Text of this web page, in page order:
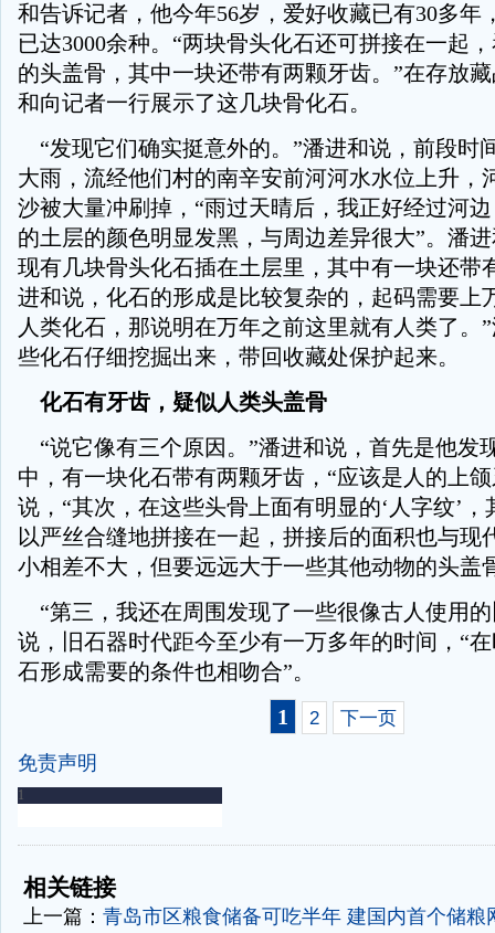
和告诉记者，他今年56岁，爱好收藏已有30多年
已达3000余种。“两块骨头化石还可拼接在一起
的头盖骨，其中一块还带有两颗牙齿。”在存放
和向记者一行展示了这几块骨化石。
“发现它们确实挺意外的。”潘进和说，前段时
大雨，流经他们村的南辛安前河河水水位上升，
沙被大量冲刷掉，“雨过天晴后，我正好经过河
的土层的颜色明显发黑，与周边差异很大”。潘
现有几块骨头化石插在土层里，其中有一块还带
进和说，化石的形成是比较复杂的，起码需要上
人类化石，那说明在万年之前这里就有人类了。
些化石仔细挖掘出来，带回收藏处保护起来。
化石有牙齿，疑似人类头盖骨
“说它像有三个原因。”潘进和说，首先是他发
中，有一块化石带有两颗牙齿，“应该是人的上
说，“其次，在这些头骨上面有明显的‘人字纹’
以严丝合缝地拼接在一起，拼接后的面积也与现
小相差不大，但要远远大于一些其他动物的头盖
“第三，我还在周围发现了一些很像古人使用
说，旧石器时代距今至少有一万多年的时间，“
石形成需要的条件也相吻合”。
1
2 下一页
免责声明
-
相关链接
上一篇： 青岛市区粮食储备可吃半年 建国内首个储粮